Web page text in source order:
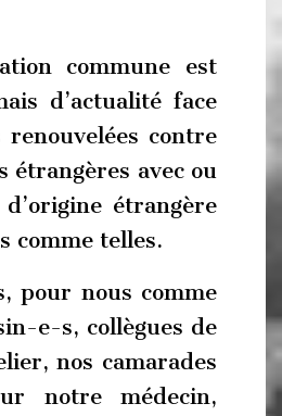
commune est
d’actualité face
renouvelées contre
étrangères avec ou
étrangère
comme telles.
pour nous comme
e-s, collègues de
nos camarades
notre médecin,